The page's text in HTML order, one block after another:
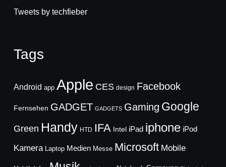
Tweets by techfieber
Tags
Android app Apple CES design Facebook
Fernsehen GADGET GADGETS Gaming Google
Green Handy HTD IFA Intel iPad iphone iPod
Kamera Laptop Medien Messe Microsoft Mobile